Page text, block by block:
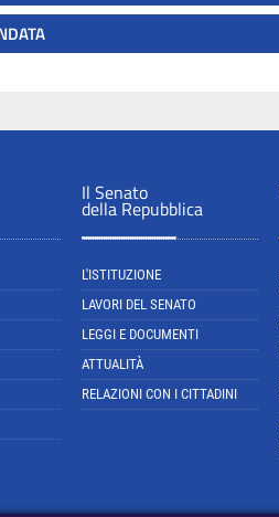
Il Senato
della Repubblica
L'ISTITUZIONE
LAVORI DEL SENATO
LEGGI E DOCUMENTI
ATTUALITÀ
RELAZIONI CON I CITTADINI